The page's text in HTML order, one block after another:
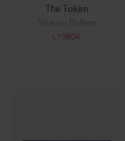
The Token
Sharon Bolton
LYDBOK